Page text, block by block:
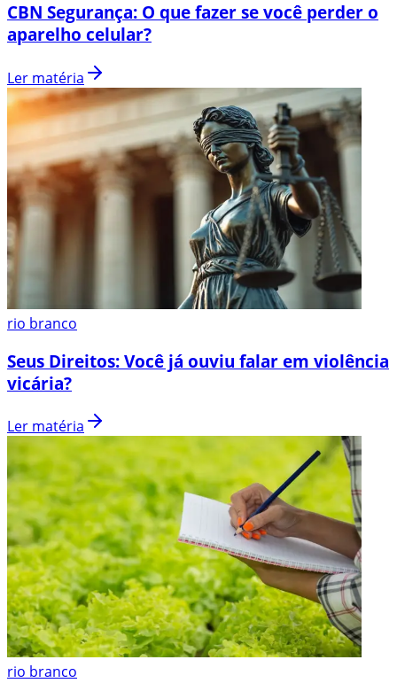
CBN Segurança: O que fazer se você perder o
aparelho celular?
Ler matéria
rio branco
Seus Direitos: Você já ouviu falar em violência
vicária?
Ler matéria
rio branco